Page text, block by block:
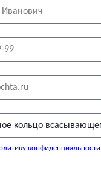
конфиденциальности